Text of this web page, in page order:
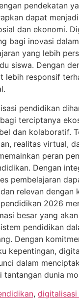
pendekatan
dapat
dan ekonomi.
bagi inovasi
yang lebih
siswa. Dengan
lebih responsif
pendidikan
terciptanya
dan kolaboratif.
realitas virtual,
peran
Dengan
pembelajaran
relevan dengan
2026
besar yang
pendidikan
Dengan
kepentingan,
dalam
tantangan dunia
, digitalisasi